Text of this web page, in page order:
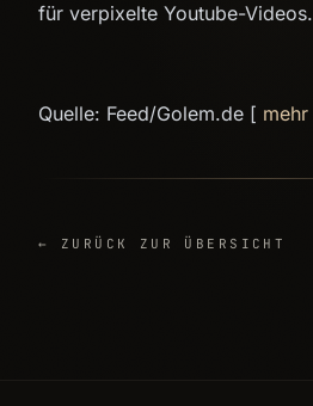
für verpixelte Youtube-Videos.
Quelle: Feed/Golem.de [ mehr
← ZURÜCK ZUR ÜBERSICHT